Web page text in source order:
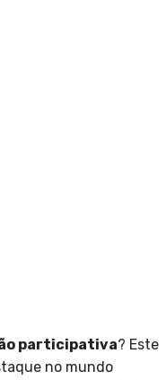
participativa? Este
no mundo